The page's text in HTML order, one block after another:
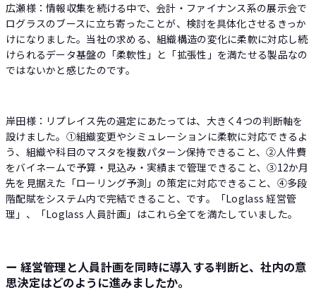
広瀬様：情報収集を続ける中で、会計・ファイナンス系の展示会で
ログラスのブースに立ち寄ったことが、検討を具体化させるきっか
けになりました。当社の求める、組織構造の変化に柔軟に対応し続
けられるデータ基盤の「柔軟性」と「拡張性」を満たせる製品なの
ではないかと感じたのです。
岸田様：リプレイス先の選定にあたっては、大きく4つの判断軸を
設けました。①組織変更やシミュレーションに柔軟に対応できるよ
う、組織や科目のマスタを複数パターン保持できること、②人件費
をバイネームで予算・見込み・実績まで管理できること、③12か月
先を見据えた「ローリング予測」の策定に対応できること、④多段
階配賦をシステム内で完結できること、です。「Loglass 経営管
理」、「Loglass 人員計画」はこれら全てを満たしていました。
ー 経営管理と人員計画を同時に導入する判断と、社内の意
思決定はどのように進みましたか。